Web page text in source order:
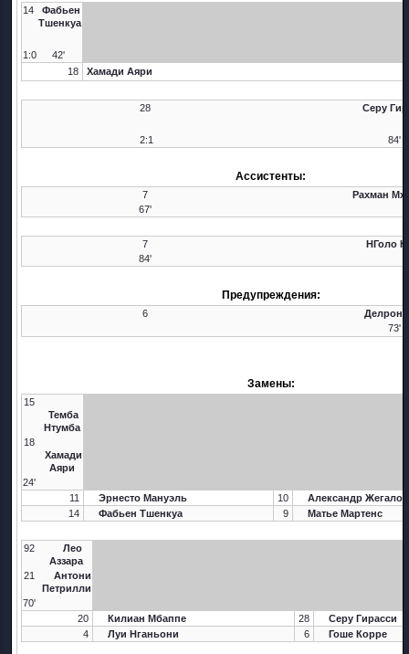
14
Фабьен
Тшенкуа
1:0
42'
18
Хамади Аяри
28 Серу
2:1 84'
Ассистенты:
7
Рахман
67'
7
НГоло
84'
Предупреждения:
6
Делрон
73'
Замены:
15
Темба
Нтумба
18
Хамади
Аяри
24'
11
Эрнесто Мануэль 10
Александр Жегало
14
Фабьен Тшенкуа 9 Матье Мартенс
92
Лео
Аззара
21
Антони
Петрилли
70'
20
Килиан Мбаппе 28
Серу Гирасси
4
Луи Нганьони 6 Гоше Корре